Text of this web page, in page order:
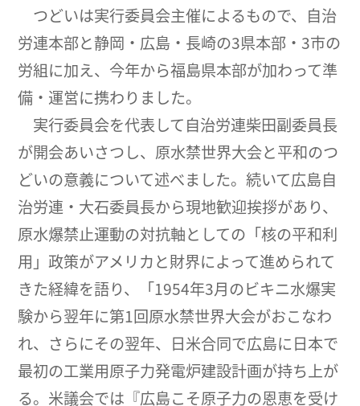
つどいは実行委員会主催によるもので、自治
労連本部と静岡・広島・長崎の3県本部・3市の
労組に加え、今年から福島県本部が加わって準
備・運営に携わりました。
実行委員会を代表して自治労連柴田副委員長
が開会あいさつし、原水禁世界大会と平和のつ
どいの意義について述べました。続いて広島自
治労連・大石委員長から現地歓迎挨拶があり、
原水爆禁止運動の対抗軸としての「核の平和利
用」政策がアメリカと財界によって進められて
きた経緯を語り、「1954年3月のビキニ水爆実
験から翌年に第1回原水禁世界大会がおこなわ
れ、さらにその翌年、日米合同で広島に日本で
最初の工業用原子力発電炉建設計画が持ち上が
る。米議会では『広島こそ原子力の恩恵を受け